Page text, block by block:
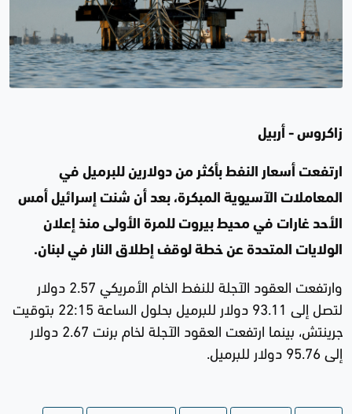
زاكروس - أربيل
ارتفعت أسعار النفط بأكثر من دولارين للبرميل في
المعاملات الآسيوية المبكرة، بعد أن شنت إسرائيل أمس
الأحد غارات في محيط بيروت للمرة الأولى منذ إعلان
الولايات المتحدة عن خطة لوقف إطلاق النار في لبنان.
وارتفعت العقود الآجلة للنفط الخام الأمريكي 2.57 دولار
لتصل إلى 93.11 دولار للبرميل بحلول الساعة 22:15 بتوقيت
جرينتش، بينما ارتفعت العقود الآجلة لخام برنت 2.67 دولار
إلى 95.76 دولار للبرميل.